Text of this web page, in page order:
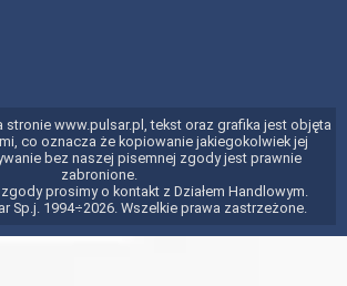
stronie www.pulsar.pl, tekst oraz grafika jest objęta
co oznacza że kopiowanie jakiegokolwiek jej
bez naszej pisemnej zgody jest prawnie
zabronione.
prosimy o kontakt z Działem Handlowym.
Sp.j. 1994÷2026. Wszelkie prawa zastrzeżone.